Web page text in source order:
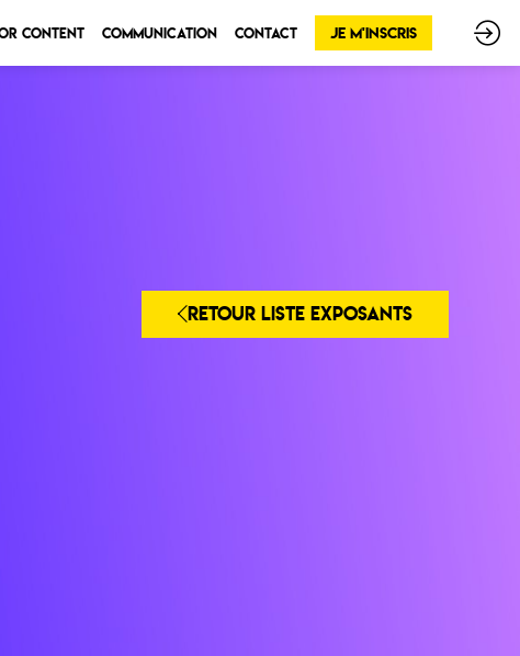
Content Communication Contact Je m'inscris
RETOUR LISTE EXPOSANTS